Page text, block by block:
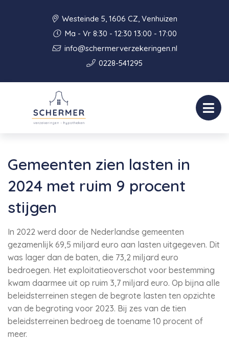
Westeinde 5, 1606 CZ, Venhuizen
Ma - Vr 8:30 - 12:30 13:00 - 17:00
info@schermerverzekeringen.nl
0228-541295
Gemeenten zien lasten in
2024 met ruim 9 procent
stijgen
In 2022 werd door de Nederlandse gemeenten
gezamenlijk 69,5 miljard euro aan lasten uitgegeven. Dit
was lager dan de baten, die 73,2 miljard euro
bedroegen. Het exploitatieoverschot voor bestemming
kwam daarmee uit op ruim 3,7 miljard euro. Op bijna alle
beleidsterreinen stegen de begrote lasten ten opzichte
van de begroting voor 2023. Bij zes van de tien
beleidsterreinen bedroeg de toename 10 procent of
meer.